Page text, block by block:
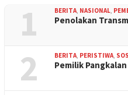
1 BERITA NASIONAL
Penolakan
2 BERITA PERISTIWA
Pemilik